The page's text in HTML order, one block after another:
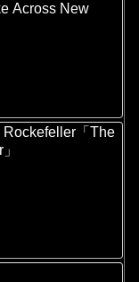
Across New
Rockefeller「The